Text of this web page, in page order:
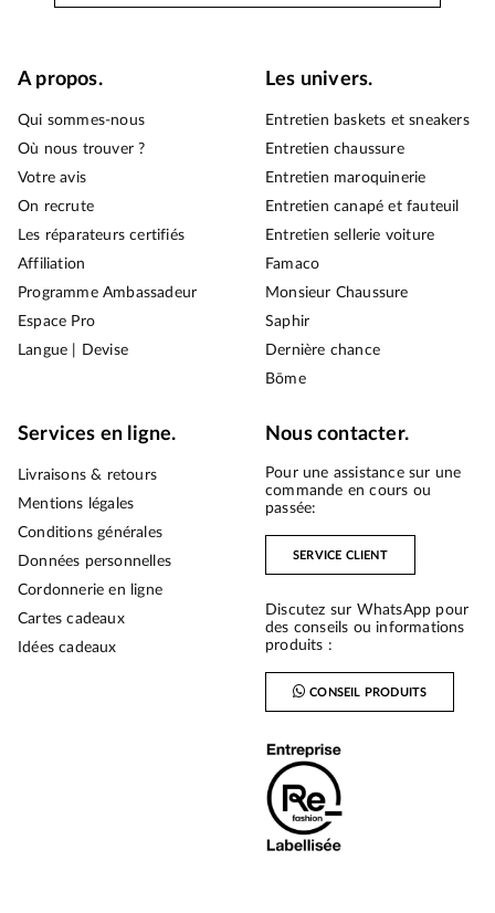
A propos.
Qui sommes-nous
Où nous trouver ?
Votre avis
On recrute
Les réparateurs certifiés
Affiliation
Programme Ambassadeur
Espace Pro
Langue | Devise
Les univers.
Entretien baskets et sneakers
Entretien chaussure
Entretien maroquinerie
Entretien canapé et fauteuil
Entretien sellerie voiture
Famaco
Monsieur Chaussure
Saphir
Dernière chance
Bōme
Services en ligne.
Livraisons & retours
Mentions légales
Conditions générales
Données personnelles
Cordonnerie en ligne
Cartes cadeaux
Idées cadeaux
Nous contacter.
Pour une assistance sur une
commande en cours ou
passée:
SERVICE CLIENT
Discutez sur WhatsApp pour
des conseils ou informations
produits :
CONSEIL PRODUITS